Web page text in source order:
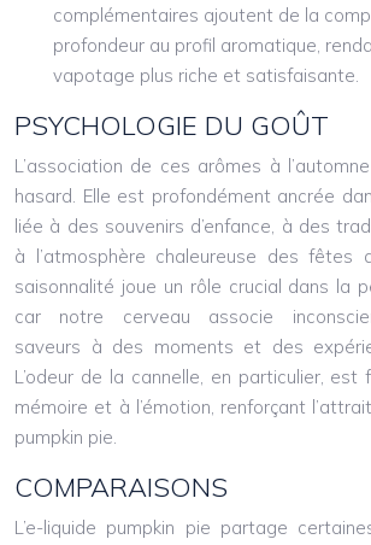
complémentaires ajoutent de la
profondeur au profil aromatique,
vapotage plus riche et satisfaisante.
PSYCHOLOGIE DU GOÛT
L’association de ces arômes à
hasard. Elle est profondément ancrée
liée à des souvenirs d’enfance, à des
à l’atmosphère chaleureuse des fêtes
saisonnalité joue un rôle crucial dans la
car notre cerveau associe
saveurs à des moments et des
L’odeur de la cannelle, en particulier,
mémoire et à l’émotion, renforçant
pumpkin pie.
COMPARAISONS
L’e-liquide pumpkin pie partage